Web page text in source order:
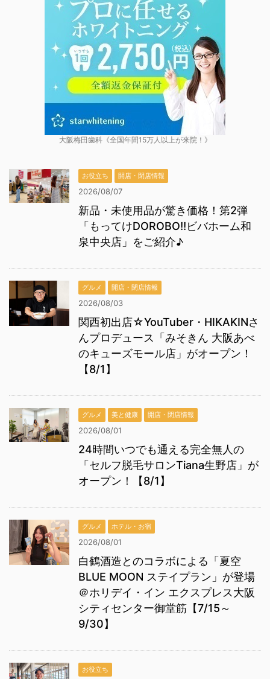
大阪梅田歯科《全国年間15万人以上が来院！》
お役立ち 開店・閉店情報
2026/08/07
新品・未使用品が驚き価格！第2弾
「もってけDOROBO!!ビバホーム和
泉中央店」をご紹介♪
グルメ 開店・閉店情報
2026/08/03
関西初出店☆YouTuber・HIKAKINさ
んプロデュース「みそきん 大阪あべ
のキューズモール店」がオープン！
【8/1】
グルメ 美と健康 開店・閉店情報
2026/08/01
24時間いつでも通える完全無人の
「セルフ脱毛サロンTiana生野店」が
オープン！【8/1】
グルメ ホテル・お宿
2026/08/01
白鶴酒造とのコラボによる「夏空
BLUE MOON ステイプラン」が登場
＠ホリデイ・イン エクスプレス大阪
シティセンター御堂筋【7/15～
9/30】
お役立ち